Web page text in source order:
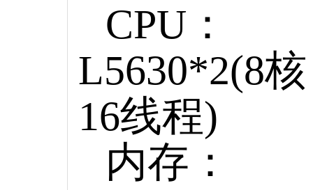
CPU：
L5630*2(8核
16线程)
内存：